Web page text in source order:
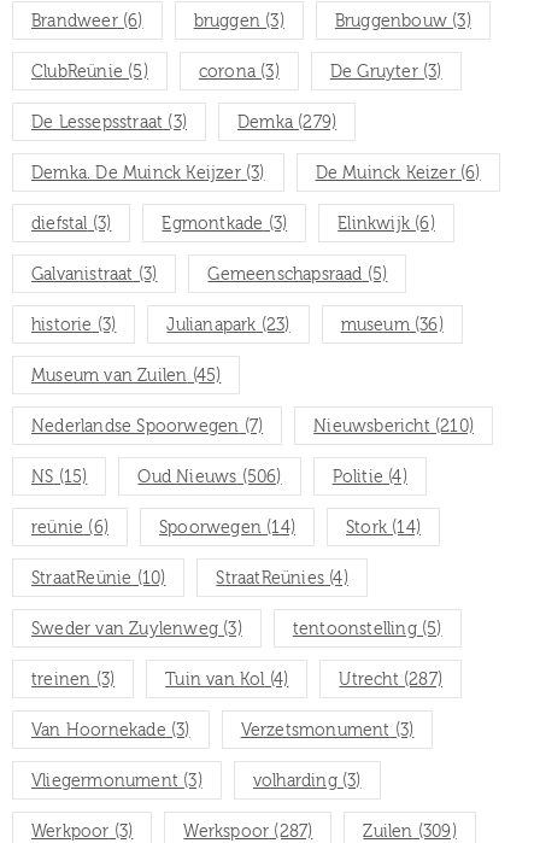
Brandweer(6) bruggen (3) Bruggenbouw (3)
ClubReünie (5) corona (3) De Gruyter(3)
De Lessepsstraat (3) Demka (279)
Demka. De Muinck Keijzer(3) De Muinck Keizer(6)
diefstal (3) Egmontkade (3) Elinkwijk (6)
Galvanistraat (3) Gemeenschapsraad (5)
historie (3) Julianapark (23) museum(36)
Museum van Zuilen (45)
Nederlandse Spoorwegen (7) Nieuwsbericht(210)
NS (15) Oud Nieuws (506) Politie (4)
reünie (6) Spoorwegen (14) Stork (14)
StraatReünie (10) StraatReünies (4)
Sweder van Zuylenweg (3) tentoonstelling(5)
treinen (3) Tuin van Kol (4) Utrecht(287)
Van Hoornekade (3) Verzetsmonument (3)
Vliegermonument (3) volharding(3)
Werkpoor (3) Werkspoor (287) Zuilen (309)